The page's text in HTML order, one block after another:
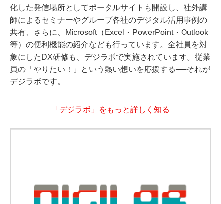
化した発信場所としてポータルサイトも開設し、社外講
師によるセミナーやグループ各社のデジタル活用事例の
共有、さらに、
Microsoft（Excel・PowerPoint・Outlook
等）の便利機能の紹介なども行っています。全社員を対
象にしたDX研修も、デジラボで実施されています。従業
員の「やりたい！」という熱い想いを応援する──それが
デジラボです。
「デジラボ」をもっと詳しく知る